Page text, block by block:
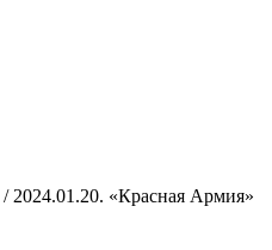
/ 2024.01.20. «Красная Армия»